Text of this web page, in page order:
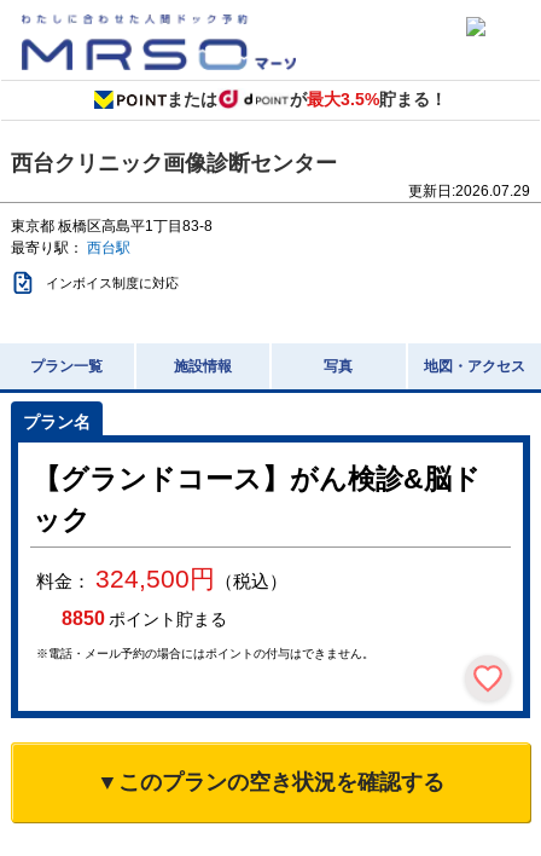
または が最大3.5%貯まる！
西台クリニック画像診断センター
更新日:2026.07.29
東京都 板橋区高島平1丁目83-8
最寄り駅： 西台駅
インボイス制度に対応
プラン一覧 施設情報 写真 地図・アクセス
【グランドコース】がん検診&脳ド
ック
料金： 324,500円
（税込）
8850ポイント貯まる
※電話・メール予約の場合にはポイントの付与はできません。
▼このプランの空き状況を確認する